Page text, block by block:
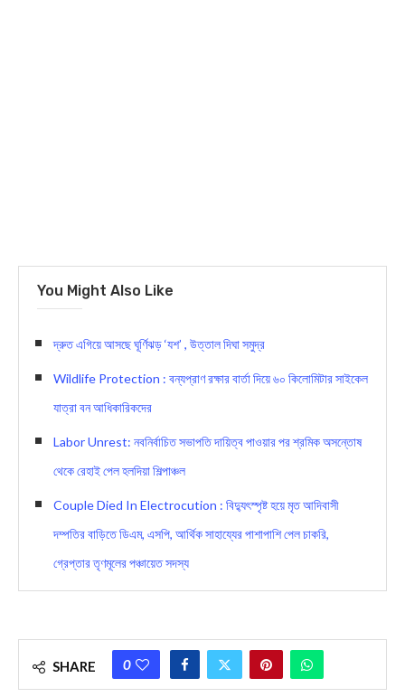
You Might Also Like
দ্রুত এগিয়ে আসছে ঘূর্ণিঝড় ‘যশ’ , উত্তাল দিঘা সমুদ্র
Wildlife Protection : বন্যপ্রাণ রক্ষার বার্তা দিয়ে ৬০ কিলোমিটার সাইকেল
যাত্রা বন আধিকারিকদের
Labor Unrest: নবনির্বাচিত সভাপতি দায়িত্ব পাওয়ার পর শ্রমিক অসন্তোষ
থেকে রেহাই পেল হলদিয়া শিল্পাঞ্চল
Couple Died In Electrocution : বিদ্যুৎস্পৃষ্ট হয়ে মৃত আদিবাসী
দম্পতির বাড়িতে ডিএম, এসপি, আর্থিক সাহায্যের পাশাপাশি পেল চাকরি,
গ্রেপ্তার তৃণমূলের পঞ্চায়েত সদস্য
SHARE 0